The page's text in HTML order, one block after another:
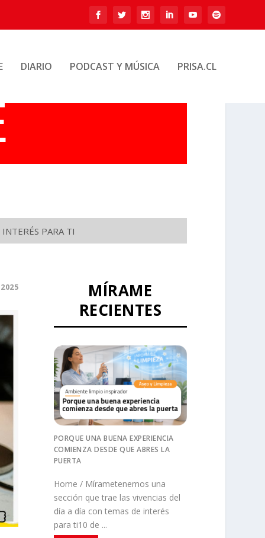
DIARIO PODCAST Y MÚSICA PRISA.CL
PARA TI
MÍRAME
RECIENTES
PORQUE UNA BUENA EXPERIENCIA
COMIENZA DESDE QUE ABRES LA
PUERTA
Home / Mírametenemos una
sección que trae las vivencias del
día a día con temas de interés
para ti10 de ...